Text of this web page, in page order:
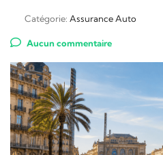
Catégorie: Assurance Auto
Aucun commentaire